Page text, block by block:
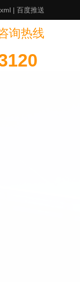
xml | 百度推送
询热线